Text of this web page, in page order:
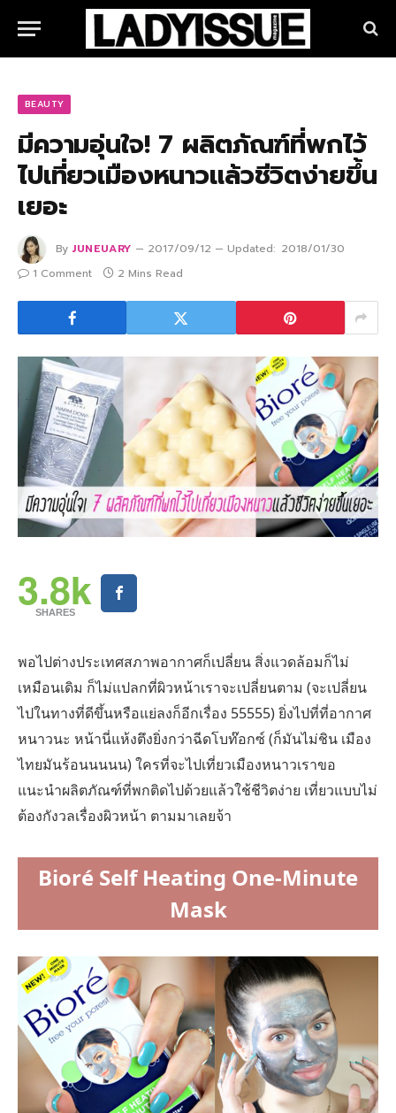
BEAUTY
มีความอุ่นใจ! 7 ผลิตภัณฑ์ที่พกไว้
ไปเที่ยวเมืองหนาวแล้วชีวิตง่ายขึ้น
เยอะ
By JUNEUARY 2017/09/12 Updated: 2018/01/30
1 Comment
2 Mins Read
3.8k
SHARES
พอไปต่างประเทศสภาพอากาศก็เปลี่ยน สิ่งแวดล้อมก็ไม่
เหมือนเดิม ก็ไม่แปลกที่ผิวหน้าเราจะเปลี่ยนตาม (จะเปลี่ยน
ไปในทางที่ดีขึ้นหรือแย่ลงก็อีกเรื่อง 55555) ยิ่งไปที่ที่อากาศ
หนาวนะ หน้านี่แห้งตึงยิ่งกว่าฉีดโบท๊อกซ์ (ก็มันไม่ชิน เมือง
ไทยมันร้อนนนนน) ใครที่จะไปเที่ยวเมืองหนาวเราขอ
แนะนำผลิตภัณฑ์ที่พกติดไปด้วยแล้วใช้ชีวิตง่าย เที่ยวแบบไม่
ต้องกังวลเรื่องผิวหน้า ตามมาเลยจ้า
Bioré Self Heating One-Minute
Mask